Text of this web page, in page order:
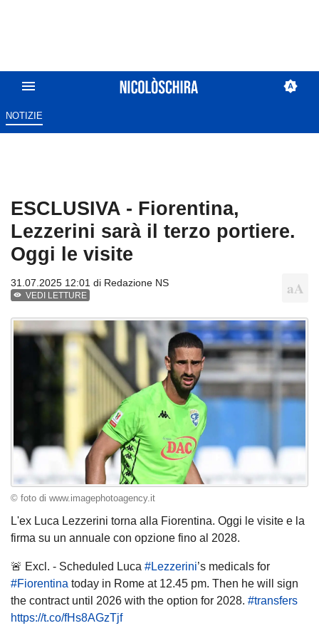
NOTIZIE
ESCLUSIVA - Fiorentina,
Lezzerini sarà il terzo portiere.
Oggi le visite
31.07.2025 12:01 di Redazione NS
VEDI LETTURE
© foto di www.imagephotoagency.it
L'ex Luca Lezzerini torna alla Fiorentina. Oggi le visite e la
firma su un annuale con opzione fino al 2028.
🚨 Excl. - Scheduled Luca #Lezzerini’s medicals for
#Fiorentina today in Rome at 12.45 pm. Then he will sign
the contract until 2026 with the option for 2028. #transfers
https://t.co/fHs8AGzTjf